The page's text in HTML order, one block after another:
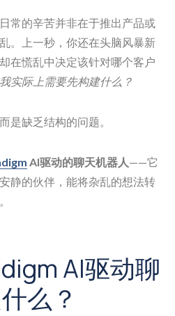
常的辛苦并非在于推出产品或
。上一秒，你还在头脑风暴新
在慌乱中决定该针对哪个客户
我实际上需要先构建什么？
是缺乏结构的问题。
AI驱动的聊天机器人——它
静的伙伴，能将杂乱的想法转
AI驱动聊
么？